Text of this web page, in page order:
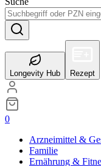
Longevity Hub Rezept
0
Arzneimittel &
Familie
Ernährung &